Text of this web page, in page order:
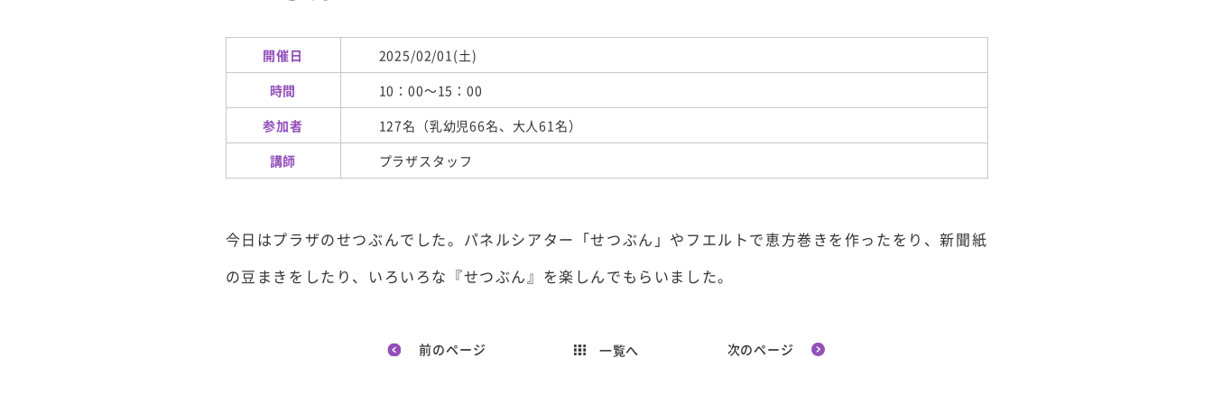
開催日
2025/02/01(土)
時間
10：00～15：00
参加者
127名（乳幼児66名、大人61名）
講師
プラザスタッフ
今日はプラザのせつぶんでした。パネルシアター「せつぶん」やフエルトで恵方巻きを作ったをり、新聞紙
の豆まきをしたり、いろいろな『せつぶん』を楽しんでもらいました。
前のページ 一覧へ 次のページ